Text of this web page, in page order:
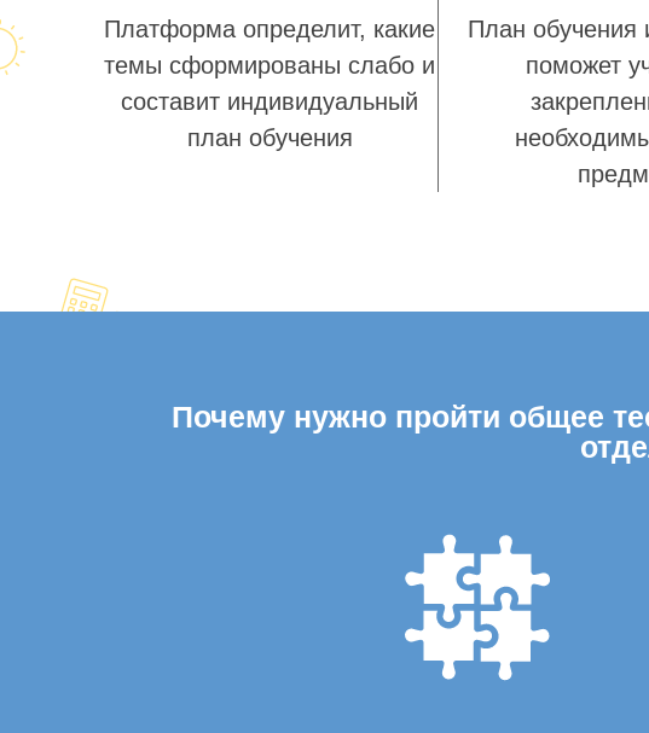
Платформа определит, какие
темы сформированы слабо и
составит индивидуальный
план обучения
План обучения
поможет
Почему нужно пройти общее